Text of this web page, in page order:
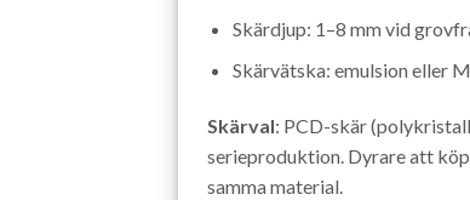
Skärdjup: 1–8 mm vid
Skärvätska: emulsion eller
Skärval: PCD-skär
serieproduktion. Dyrare att
samma material.